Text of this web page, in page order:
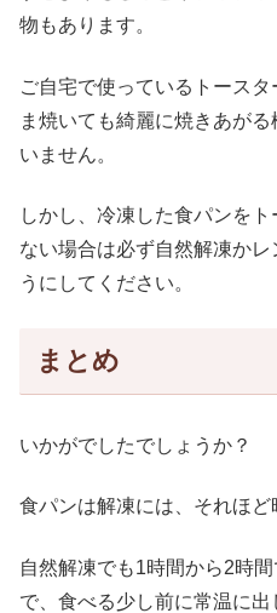
物もあります。
ご自宅で使っているトース
ま焼いても綺麗に焼きあが
いません。
しかし、冷凍した食パンを
ない場合は必ず自然解凍か
うにしてください。
まとめ
いかがでしたでしょうか？
食パンは解凍には、それほど
自然解凍でも1時間から2時
で、食べる少し前に常温に出